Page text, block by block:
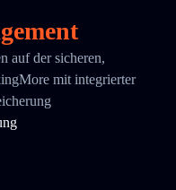
auf der sicheren,
mit integrierter